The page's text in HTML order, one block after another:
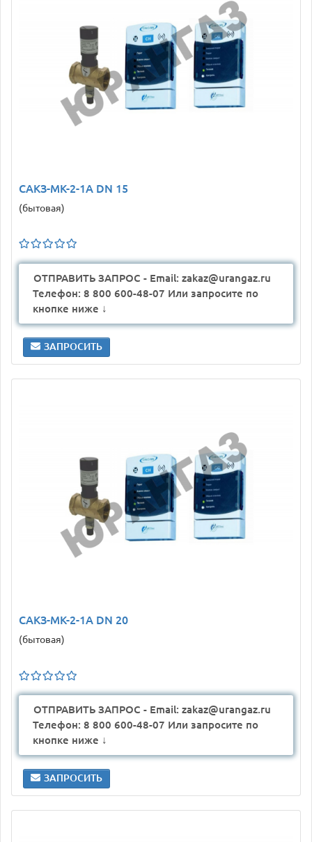
САКЗ-МК-2-1А DN 15
(бытовая)
ОТПРАВИТЬ ЗАПРОС - Email: zakaz@urangaz.ru
Телефон: 8 800 600-48-07 Или запросите по
кнопке ниже ↓
ЗАПРОСИТЬ
САКЗ-МК-2-1А DN 20
(бытовая)
ОТПРАВИТЬ ЗАПРОС - Email: zakaz@urangaz.ru
Телефон: 8 800 600-48-07 Или запросите по
кнопке ниже ↓
ЗАПРОСИТЬ